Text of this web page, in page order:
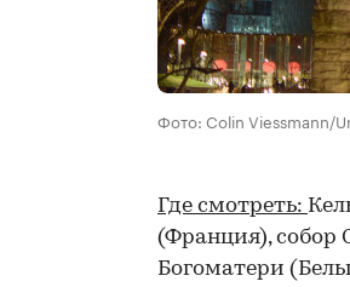
Фото: Colin Viessmann/
Где смотреть:
(Франция), собор
Богоматери